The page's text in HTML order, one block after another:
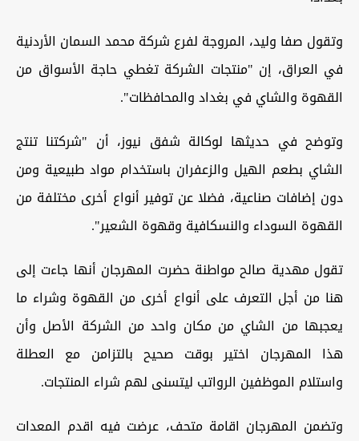
وتقول صفا وليد، المروجة لفرع شركة محمد السمان الأردنية
في العراق، إن "منتجات الشركة تغطي حاجة الأسواق من
القهوة والشاي في بغداد والمحافظات".
وتوضح في حديثها لوكالة شفق نيوز، أن "شركتنا تنتج
الشاي بطعم الهيل والزعفران باستخدام مواد طبيعية ومن
دون إضافات صناعية، فضلا عن توفير أنواع أخرى مختلفة من
القهوة السوداء والنسكافية وقهوة الشعير".
تقول مهدية صالح مواطنة حضرت المهرجان أنها جاءت إلى
هنا من أجل التعرف على أنواع أخرى من القهوة وشراء ما
يعجبها من الشاي من مكان واحد من الشركة الأصل وأن
هذا المهرجان اختير بوقت صحيح بالتزامن مع العطلة
واستلام الموظفين الرواتب ليتسنى لهم شراء المنتجات.
وتضمن المهرجان اقامة متحف، عرضت فيه اقدم المعدات